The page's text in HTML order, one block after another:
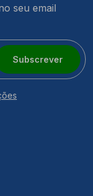
seu email
Subscrever